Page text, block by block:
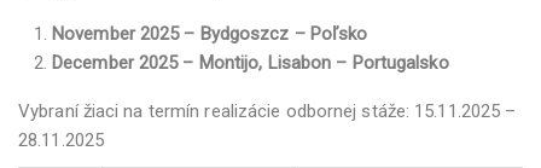
November 2025 – Bydgoszcz – Poľsko
December 2025 – Montijo, Lisabon – Portugalsko
Vybraní žiaci na termín realizácie odbornej stáže: 15.11.2025 –
28.11.2025